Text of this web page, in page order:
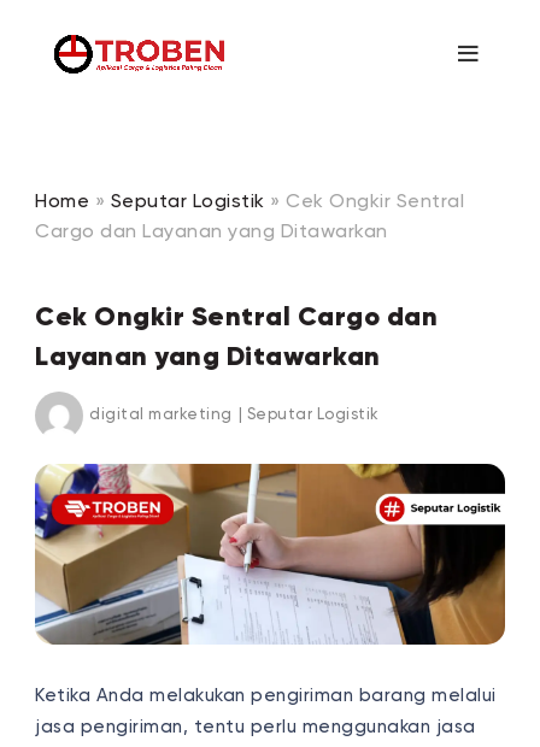
Home » Seputar Logistik »Cek Ongkir Sentral
Cargo dan Layanan yang Ditawarkan
Cek Ongkir Sentral Cargo dan
Layanan yang Ditawarkan
digital marketing Seputar Logistik
Ketika Anda melakukan pengiriman barang melalui
jasa pengiriman, tentu perlu menggunakan jasa